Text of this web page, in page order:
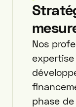
Nos
phase